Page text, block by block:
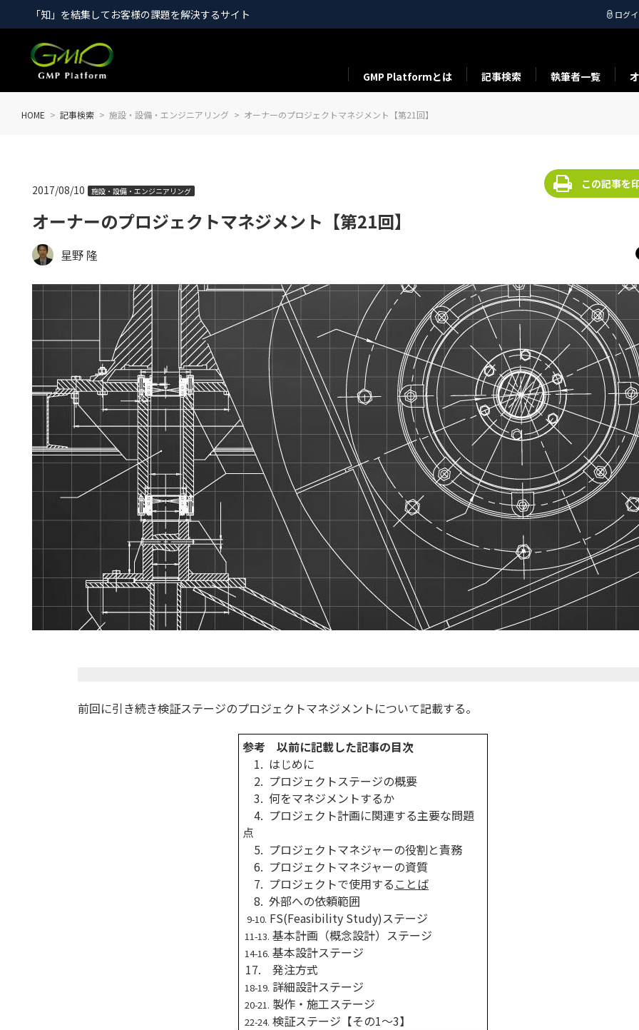
「知」を結集してお客様の課題を解決するサイト ログ
GMP Platformとは 記事検索 執筆者一覧
HOME 記事検索 施設・設備・エンジニアリング オーナーのプロジェクトマネジメント【第21回】
オーナーのプロジェクトマネジメント【第21回】
2017/08/10 施設・設備・エンジニアリング
この記事を
星野 隆
前回に引き続き検証ステージのプロジェクトマネジメントについて記載する。
参考 以前に記載した記事の目次
1. はじめに
2. プロジェクトステージの概要
3. 何をマネジメントするか
4. プロジェクト計画に関連する主要な問題
点
5. プロジェクトマネジャーの役割と責務
6. プロジェクトマネジャーの資質
7. プロジェクトで使用する ことば
8. 外部への依頼範囲
9-10. FS(Feasibility Study)ステージ
11-13. 基本計画（概念設計）ステージ
14-16. 基本設計ステージ
17. 発注方式
18-19. 詳細設計ステージ
20-21. 製作・施工ステージ
22-24. 検証ステージ【その1～3】